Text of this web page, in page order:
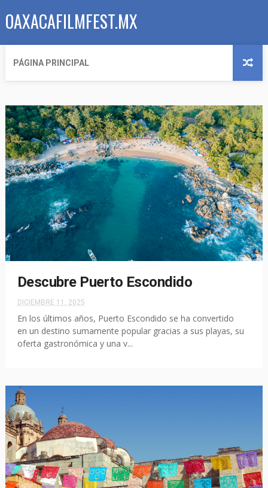
OAXACAFILMFEST.MX
PÁGINA PRINCIPAL
Descubre Puerto Escondido
DICIEMBRE 11, 2025
En los últimos años, Puerto Escondido se ha convertido
en un destino sumamente popular gracias a sus playas, su
oferta gastronómica y una v...